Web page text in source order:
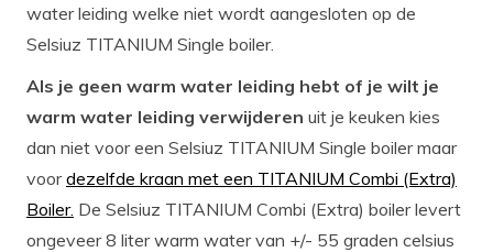
water leiding welke niet wordt aangesloten op de
Selsiuz TITANIUM Single boiler.
Als je geen warm water leiding hebt of je wilt je
warm water leiding verwijderen uit je keuken kies
dan niet voor een Selsiuz TITANIUM Single boiler maar
voordezelfde kraan met een TITANIUM Combi (Extra)
Boiler. De Selsiuz TITANIUM Combi (Extra) boiler levert
ongeveer 8 liter warm water van +/- 55 graden celsius